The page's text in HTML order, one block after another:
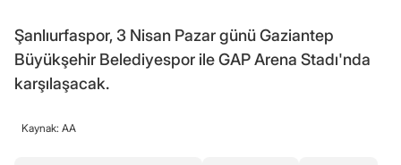
Şanlıurfaspor, 3 Nisan Pazar günü Gaziantep
Büyükşehir Belediyespor ile GAP Arena Stadı'nda
karşılaşacak.
Kaynak: AA